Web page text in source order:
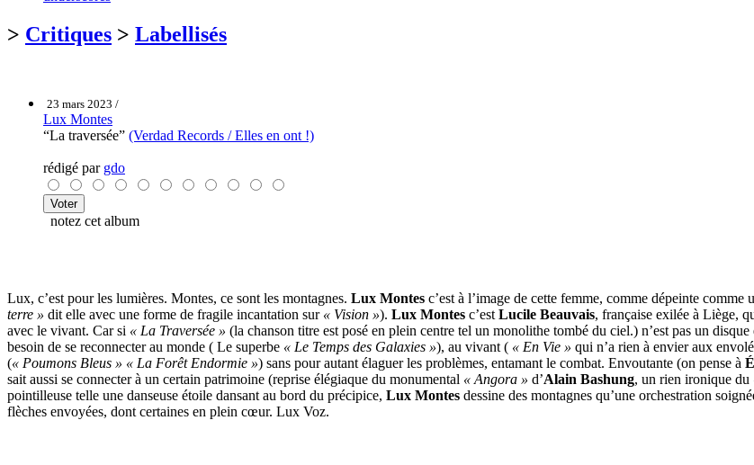
> Critiques > Labellisés
23 mars 2023 /
Lux Montes
“La traversée” (Verdad Records / Elles en ont !)
rédigé par gdo
notez cet album
Lux, c’est pour les lumières. Montes, ce sont les montagnes. Lux Montes c’est à l’image de cette femme, comme dépeinte
terre » dit elle avec une forme de fragile incantation sur « Vision »). Lux Montes c’est Lucile Beauvais, française exilée à Liège,
avec le vivant. Car si « La Traversée » (la chanson titre est posé en plein centre tel un monolithe tombé du ciel.) n’est pas un
besoin de se reconnecter au monde ( Le superbe « Le Temps des Galaxies »), au vivant ( « En Vie » qui n’a rien à envier aux
(« Poumons Bleus » « La Forêt Endormie ») sans pour autant élaguer les problèmes, entamant le combat. Envoutante (on pense à
sait aussi se connecter à un certain patrimoine (reprise élégiaque du monumental « Angora » d’Alain Bashung, un rien ironique du
pointilleuse telle une danseuse étoile dansant au bord du précipice, Lux Montes dessine des montagnes qu’une orchestration
flèches envoyées, dont certaines en plein cœur. Lux Voz.